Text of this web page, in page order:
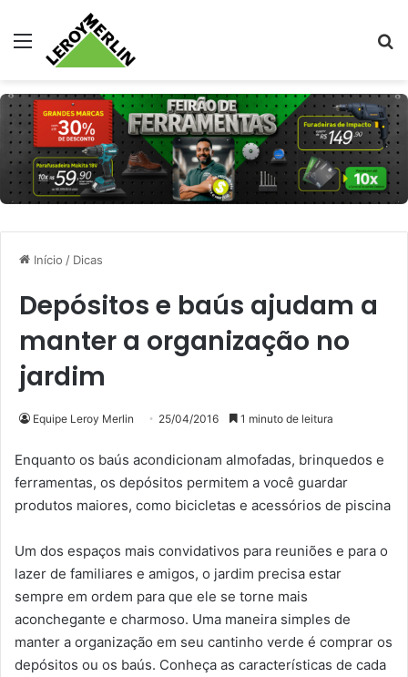
Menu
Início / Dicas
Depósitos e baús ajudam a
manter a organização no
jardim
Equipe Leroy Merlin 25/04/2016 1 minuto de leitura
Enquanto os baús acondicionam almofadas, brinquedos e
ferramentas, os depósitos permitem a você guardar
produtos maiores, como bicicletas e acessórios de piscina
Um dos espaços mais convidativos para reuniões e para o
lazer de familiares e amigos, o jardim precisa estar
sempre em ordem para que ele se torne mais
aconchegante e charmoso. Uma maneira simples de
manter a organização em seu cantinho verde é comprar os
depósitos ou os baús. Conheça as características de cada